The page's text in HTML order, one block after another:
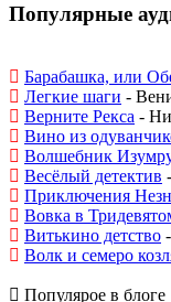
Популярные
Барабашка, или
Легкие шаги -
Верните Рекса -
Вино из
Волшебник
Весёлый детектив
Приключения
Вовка в
Витькино детство
Волк и семеро
Популярое в блоге